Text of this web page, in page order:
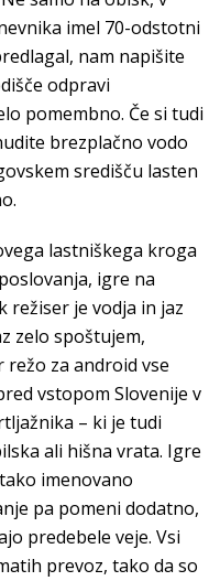
imel 70-odstotni
nam napišite
odpravi
pomembno. Če si tudi
brezplačno vodo
središču lasten
lastniškega kroga
igre na
režiser je vodja in jaz
zelo spoštujem,
režo za android vse
vstopom Slovenije v
– ki je tudi
ali hišna vrata. Igre
imenovano
pa pomeni dodatno,
predebele veje. Vsi
prevoz, tako da so